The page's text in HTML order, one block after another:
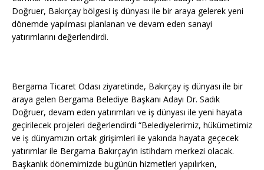
Doğruer, Bakırçay bölgesi iş dünyası ile bir araya gelerek yeni
dönemde yapılması planlanan ve devam eden sanayi
yatırımlarını değerlendirdi.
Bergama Ticaret Odası ziyaretinde, Bakırçay iş dünyası ile bir
araya gelen Bergama Belediye Başkanı Adayı Dr. Sadık
Doğruer, devam eden yatırımları ve iş dünyası ile yeni hayata
geçirilecek projeleri değerlendirdi “Belediyelerimiz, hükümetimiz
ve iş dünyamızın ortak girişimleri ile yakında hayata geçecek
yatırımlar ile Bergama Bakırçay’ın istihdam merkezi olacak.
Başkanlık dönemimizde bugünün hizmetleri yapılırken,